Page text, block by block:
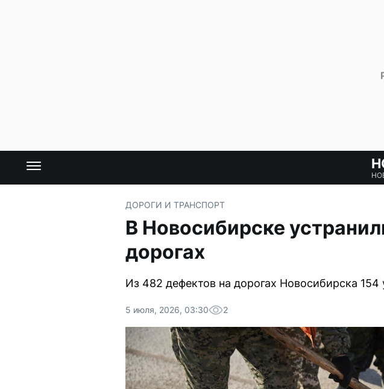
ДОРОГИ И ТРАНСПОРТ
В Новосибирске
дорогах
Из 482 дефектов на дорогах Новосибирска
5 июля, 2026, 03:30 2